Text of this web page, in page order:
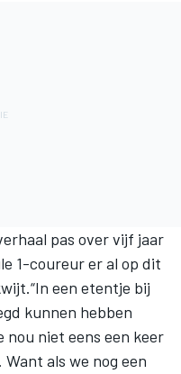
pas over vijf jaar
1-coureur er al op dit
een etentje bij
kunnen hebben
niet eens een keer
als we nog een